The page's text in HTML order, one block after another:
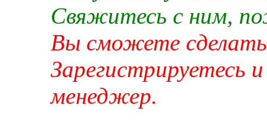
Свяжитесь с ним,
Вы сможете сделать
Зарегистрируетесь
менеджер.